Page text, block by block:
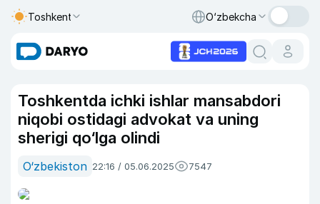
Toshkent O‘zbekcha
Toshkentda ichki ishlar mansabdori
niqobi ostidagi advokat va uning
sherigi qo‘lga olindi
O‘zbekiston 22:16 / 05.06.2025 7547